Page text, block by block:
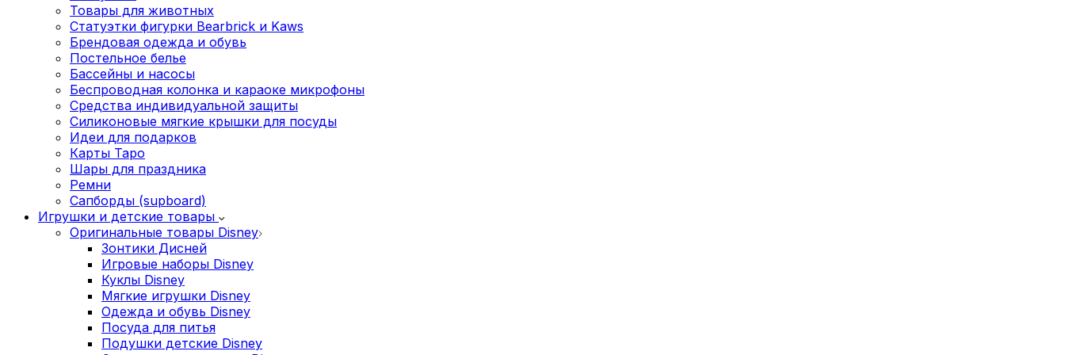
Товары для животных
Статуэтки фигурки Bearbrick и Kaws
Брендовая одежда и обувь
Постельное белье
Бассейны и насосы
Беспроводная колонка и караоке микрофоны
Средства индивидуальной защиты
Силиконовые мягкие крышки для посуды
Идеи для подарков
Карты Таро
Шары для праздника
Ремни
Сапборды (supboard)
Игрушки и детские товары
Оригинальные товары Disney
Зонтики Дисней
Игровые наборы Disney
Куклы Disney
Мягкие игрушки Disney
Одежда и обувь Disney
Посуда для питья
Подушки детские Disney